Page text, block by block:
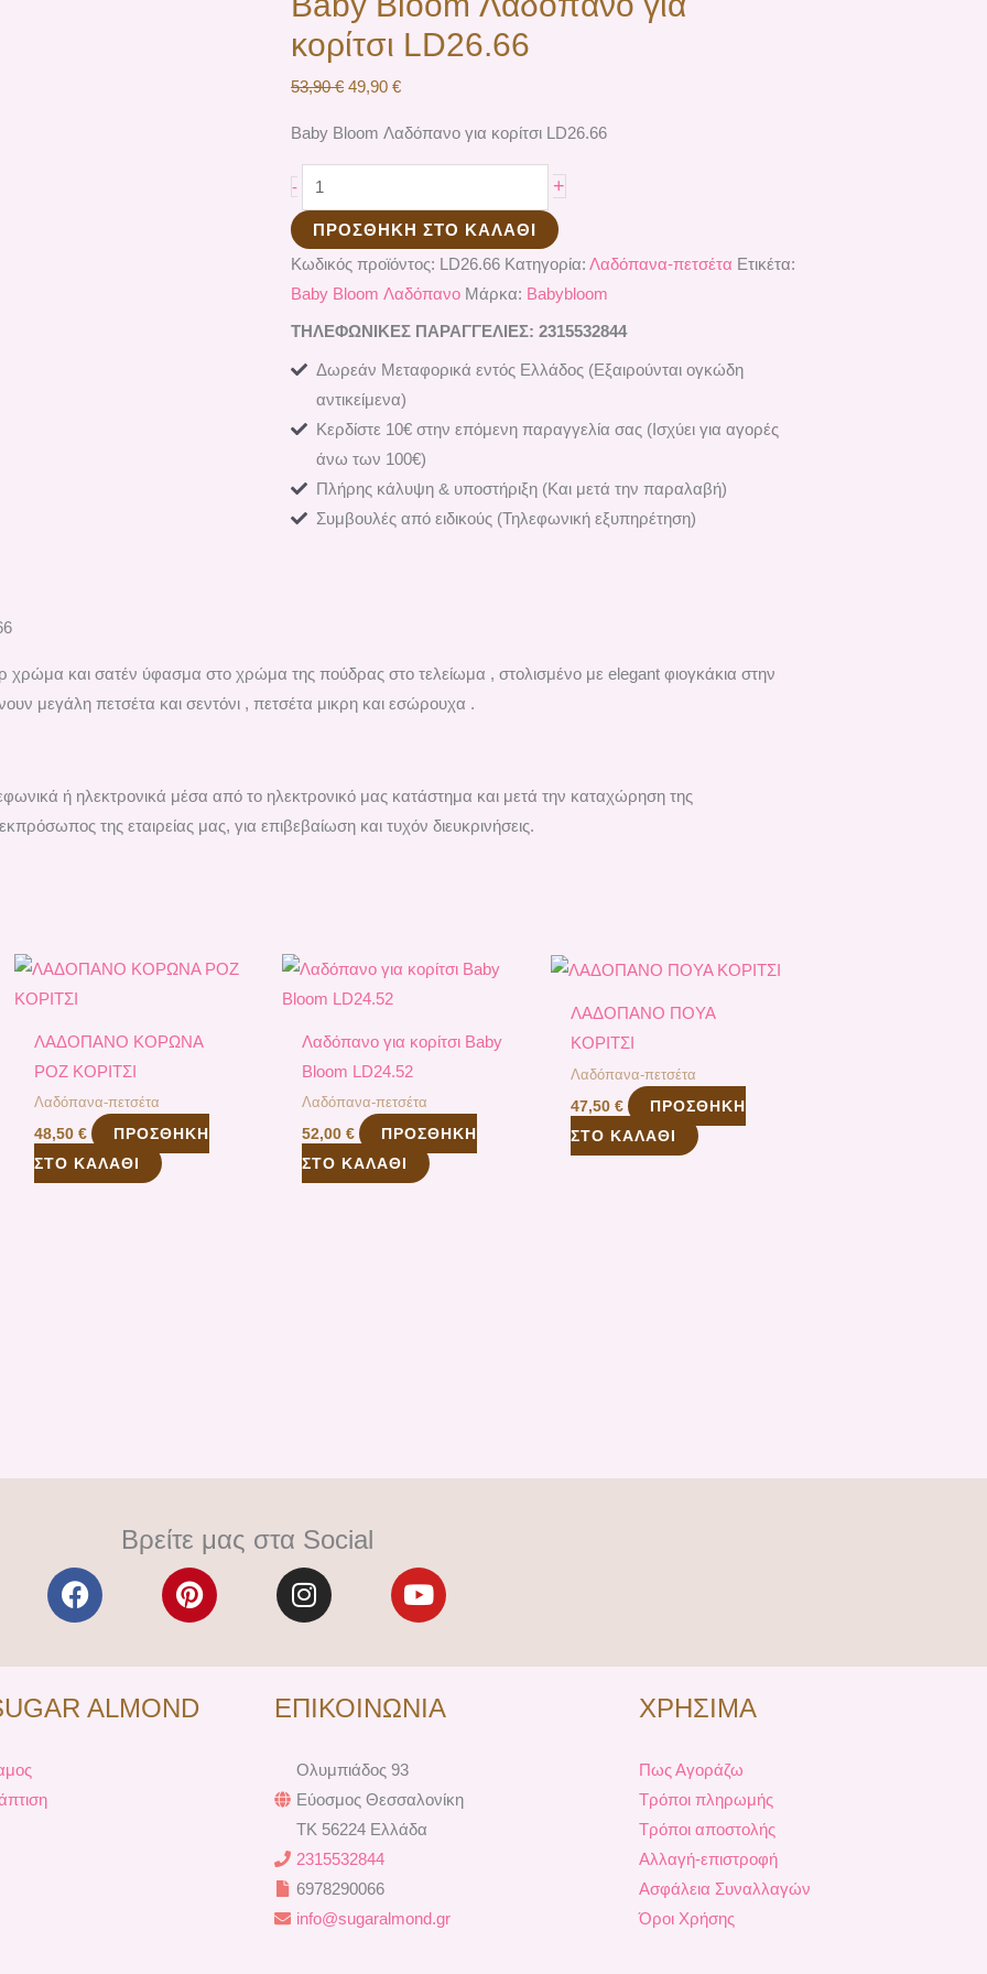
κορίτσι LD26.66
53,90€ 49,90 €
Baby Bloom Λαδόπανο για κορίτσι LD26.66
- +
ΠΡΟΣΘΉΚΗ ΣΤΟ ΚΑΛΆΘΙ
Κωδικός προϊόντος: LD26.66 Κατηγορία: Λαδόπανα-πετσέτα Ετικέτα:
Baby Bloom Λαδόπανο Μάρκα: Babybloom
ΤΗΛΕΦΩΝΙΚΕΣ ΠΑΡΑΓΓΕΛΙΕΣ: 2315532844
Δωρεάν Μεταφορικά εντός Ελλάδος (Εξαιρούνται ογκώδη
αντικείμενα)
Κερδίστε 10€ στην επόμενη παραγγελία σας (Ισχύει για αγορές
άνω των 100€)
Πλήρης κάλυψη & υποστήριξη (Και μετά την παραλαβή)
Συμβουλές από ειδικούς (Τηλεφωνική εξυπηρέτηση)
χρώμα και σατέν ύφασμα στο χρώμα της πούδρας στο τελείωμα , στολισμένο με elegant φιογκάκια στην
μεγάλη πετσέτα και σεντόνι , πετσέτα μικρη και εσώρουχα .
ή ηλεκτρονικά μέσα από το ηλεκτρονικό μας κατάστημα και μετά την καταχώρηση της
της εταιρείας μας, για επιβεβαίωση και τυχόν διευκρινήσεις.
ΛΑΔΟΠΑΝΟ ΚΟΡΩΝΑ
ΡΟΖ ΚΟΡΙΤΣΙ
Λαδόπανα-πετσέτα
48,50 €
ΠΡΟΣΘΉΚΗ
ΣΤΟ ΚΑΛΆΘΙ
Λαδόπανο για κορίτσι Baby
Bloom LD24.52
Λαδόπανα-πετσέτα
52,00€
ΠΡΟΣΘΉΚΗ
ΣΤΟ ΚΑΛΆΘΙ
ΛΑΔΟΠΑΝΟ ΠΟΥΑ
ΚΟΡΙΤΣΙ
Λαδόπανα-πετσέτα
47,50€
ΠΡΟΣΘΉΚΗ
ΣΤΟ ΚΑΛΆΘΙ
Βρείτε μας στα Social
F
a
e
o
P
i
t
r
I
n
t
g
a
m
Y
o
t
b
ALMOND ΕΠΙΚΟΙΝΩΝΙΑ
Ολυμπιάδος 93
Εύοσμος Θεσσαλονίκη
TK 56224 Ελλάδα
2315532844
6978290066
info@sugaralmond.gr
ΧΡΗΣΙΜΑ
Πως Αγοράζω
Τρόποι πληρωμής
Τρόποι αποστολής
Αλλαγή-επιστροφή
Ασφάλεια Συναλλαγών
Όροι Χρήσης